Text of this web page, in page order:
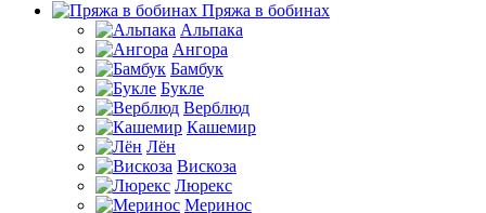
Пряжа в бобинах
Альпака
Ангора
Бамбук
Букле
Верблюд
Кашемир
Лён
Вискоза
Люрекс
Меринос